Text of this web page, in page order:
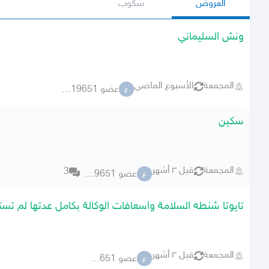
العروض سكوب
ونش السليماني
المجمعة الأسبوع الماضي ع عضو 2919651
سكين
المجمعة قبل ٣ أشهر ع عضو 2919651 3
تايوتا شنطه السلامة واسعافات الوكالة بكامل عدتها لم
المجمعة قبل ٣ أشهر ع عضو 2919651